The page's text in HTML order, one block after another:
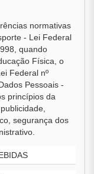
normativas
- Lei Federal
quando
Física, o
Federal nº
Pessoais -
princípios da
segurança dos